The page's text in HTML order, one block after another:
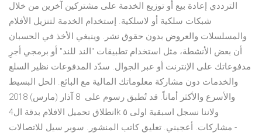
الترددي إعادة بيع أو توزيع الخدمة على مشتركين آخرين من خلال
شبكات سلكية أو لاسلكية. إستخدام الخدمة لتنزيل الأفلام
والمسلسلات والعروض بدون حقوق نشر. وينبغي الأخذ في الحسبان
أن بعض الأنشطة، مثل استخدام تطبيقات "الند للند" أو برمجي أجرِ
مدفوعاتك على الإنترنت أو عبر الجوال. سدّد المدفوعات نظير السلع
والخدمات دون مشاركة معلوماتك المالية مع البائع. الحل البسيط
والأسرع والأكثر أماناً. قد تُطبق رسوم على 8 آذار (مارس) 2018
انطلاق تحميل الافلام بدقة ال4k ولاننا نسجل اسبقية اولى ٥
مشاركات. أعجبني. تعليق كاتب المنشور. سوبر سيل للاتصالات -